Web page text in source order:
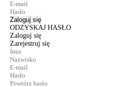
Zaloguj się
ODZYSKAJ HASŁO
Zaloguj się
Zarejestruj się